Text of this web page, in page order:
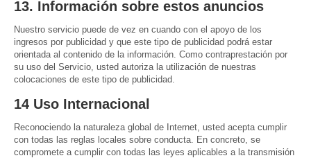
13. Información sobre estos anuncios
Nuestro servicio puede de vez en cuando con el apoyo de los
ingresos por publicidad y que este tipo de publicidad podrá estar
orientada al contenido de la información. Como contraprestación por
su uso del Servicio, usted autoriza la utilización de nuestras
colocaciones de este tipo de publicidad.
14 Uso Internacional
Reconociendo la naturaleza global de Internet, usted acepta cumplir
con todas las reglas locales sobre conducta. En concreto, se
compromete a cumplir con todas las leyes aplicables a la transmisión